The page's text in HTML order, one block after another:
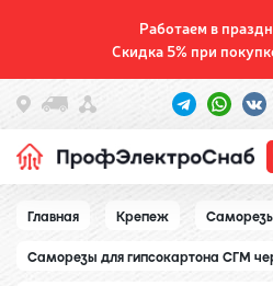
Работаем в
Скидка 5% при
Главная Крепеж
Саморезы для гипсокартона СГМ